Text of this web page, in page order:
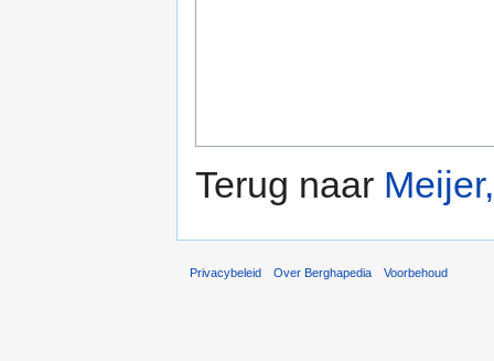
Terug naar
Privacybeleid Over Berghapedia Voorbehoud